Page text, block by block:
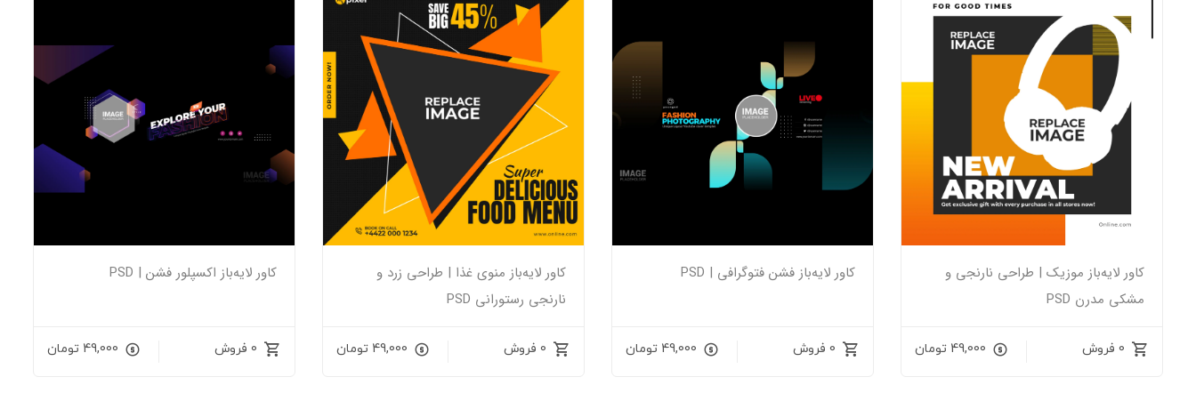
کاور لایه‌باز موزیک | طراحی نارنجی و
مشکی مدرن PSD
0 فروش 49,000 تومان
کاور لایه‌باز فشن فتوگرافی | PSD
0 فروش 49,000 تومان
کاور لایه‌باز منوی غذا | طراحی زرد و
نارنجی رستورانی PSD
0 فروش 49,000 تومان
کاور لایه‌باز اکسپلور فشن | PSD
0 فروش 49,000 تومان